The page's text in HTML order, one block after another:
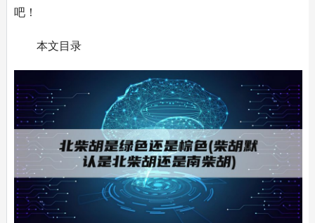
吧！
本文目录